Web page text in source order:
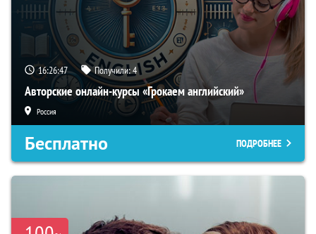
16:26:46 Получили:4
Авторские онлайн-курсы «Грокаем английский»
Россия
Бесплатно ПОДРОБНЕЕ